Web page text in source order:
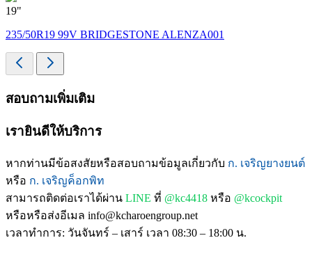
19"
235/50R19 99V BRIDGESTONE ALENZA001
สอบถามเพิ่มเติม
เรายินดีให้บริการ
หากท่านมีข้อสงสัยหรือสอบถามข้อมูลเกี่ยวกับ ก. เจริญยางยนต์
หรือ ก. เจริญค็อกพิท
สามารถติดต่อเราได้ผ่าน LINE ที่ @kc4418 หรือ @kcockpit
หรือหรือส่งอีเมล info@kcharoengroup.net
เวลาทำการ: วันจันทร์ – เสาร์ เวลา 08:30 – 18:00 น.